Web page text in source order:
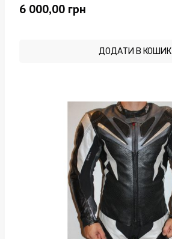
6 000,00 грн
ДОДАТИ В КОШИК